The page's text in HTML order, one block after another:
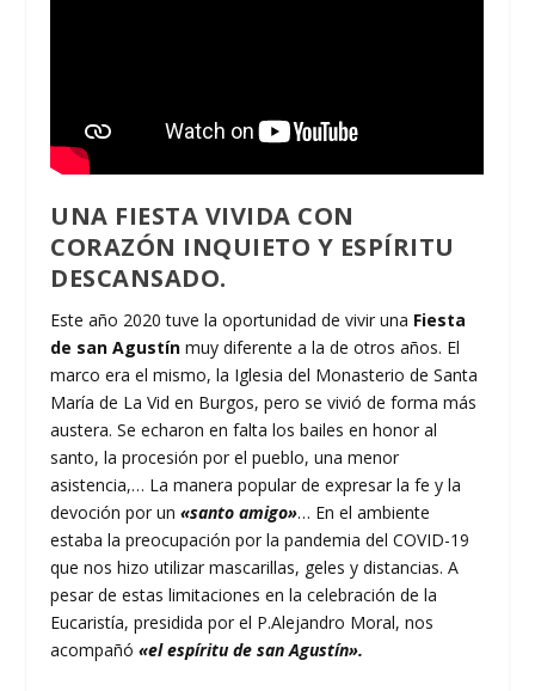
UNA FIESTA VIVIDA CON
CORAZÓN INQUIETO Y ESPÍRITU
DESCANSADO.
Este año 2020 tuve la oportunidad de vivir una Fiesta
de san Agustín muy diferente a la de otros años. El
marco era el mismo, la Iglesia del Monasterio de Santa
María de La Vid en Burgos, pero se vivió de forma más
austera. Se echaron en falta los bailes en honor al
santo, la procesión por el pueblo, una menor
asistencia,… La manera popular de expresar la fe y la
devoción por un«santo amigo»… En el ambiente
estaba la preocupación por la pandemia del COVID-19
que nos hizo utilizar mascarillas, geles y distancias. A
pesar de estas limitaciones en la celebración de la
Eucaristía, presidida por el P.Alejandro Moral, nos
acompañó«el espíritu de san Agustín».